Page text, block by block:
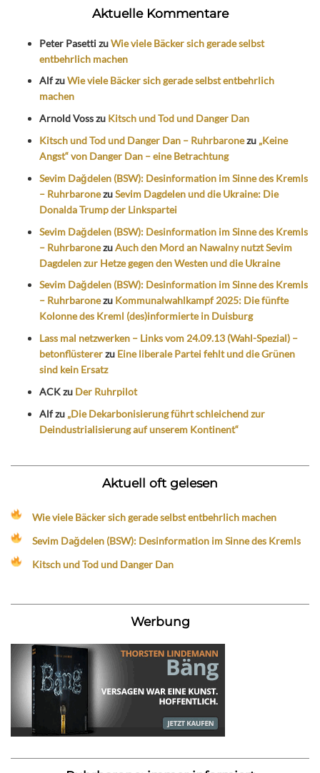
Aktuelle Kommentare
Peter PasettizuWie viele Bäcker sich gerade selbst
entbehrlich machen
AlfzuWie viele Bäcker sich gerade selbst entbehrlich
machen
Arnold Vosszu Kitsch und Tod und Danger Dan
Kitsch und Tod und Danger Dan – Ruhrbaronezu „Keine
Angst“ von Danger Dan – eine Betrachtung
Sevim Dağdelen (BSW): Desinformation im Sinne des Kremls
– RuhrbaronezuSevim Dagdelen und die Ukraine: Die
Donalda Trump der Linkspartei
Sevim Dağdelen (BSW): Desinformation im Sinne des Kremls
– RuhrbaronezuAuch den Mord an Nawalny nutzt Sevim
Dagdelen zur Hetze gegen den Westen und die Ukraine
Sevim Dağdelen (BSW): Desinformation im Sinne des Kremls
– Ruhrbaronezu Kommunalwahlkampf 2025: Die fünfte
Kolonne des Kreml (des)informierte in Duisburg
Lass mal netzwerken – Links vom 24.09.13 (Wahl-Spezial) –
betonflüstererzu Eine liberale Partei fehlt und die Grünen
sind kein Ersatz
ACKzu Der Ruhrpilot
Alfzu „Die Dekarbonisierung führt schleichend zur
Deindustrialisierung auf unserem Kontinent“
Aktuell oft gelesen
Wie viele Bäcker sich gerade selbst entbehrlich machen
Sevim Dağdelen (BSW): Desinformation im Sinne des Kremls
Kitsch und Tod und Danger Dan
Werbung